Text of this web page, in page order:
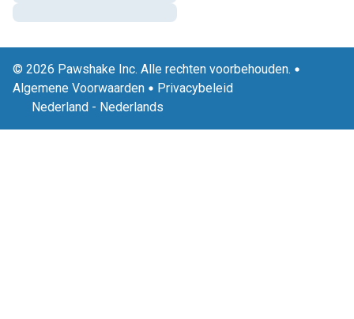
© 2026 Pawshake Inc. Alle rechten voorbehouden.
Algemene Voorwaarden
Privacybeleid
Nederland - Nederlands